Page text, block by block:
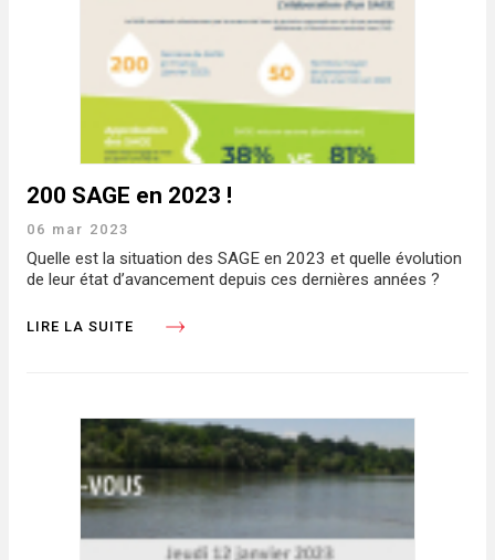
200 SAGE en 2023 !
06 mar 2023
Quelle est la situation des SAGE en 2023 et quelle évolution
de leur état d’avancement depuis ces dernières années ?
LIRE LA SUITE